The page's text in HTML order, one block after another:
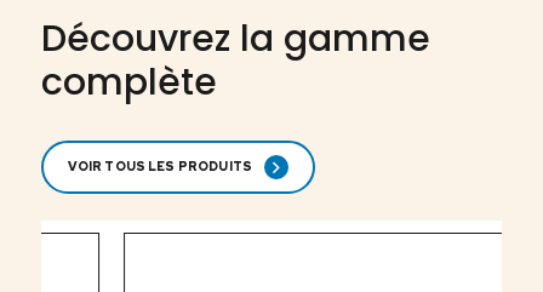
Découvrez la gamme
complète
VOIR TOUS LES PRODUITS